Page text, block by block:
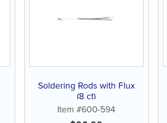
Soldering Rods with Flux
(8 ct)
Item #600-594